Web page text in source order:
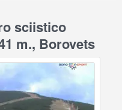
sciistico
m., Borovets